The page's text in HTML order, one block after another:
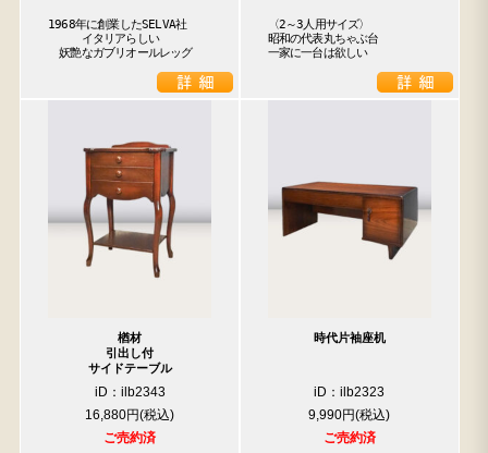
1968年に創業したSELVA社
イタリアらしい
妖艶なガブリオールレッグ
〈2～3人用サイズ〉
昭和の代表丸ちゃぶ台
一家に一台は欲しい
楢材
引出し付
サイドテーブル
iD：ilb2343
16,880円
ご売約済
時代片袖座机
iD：ilb2323
9,990円
ご売約済